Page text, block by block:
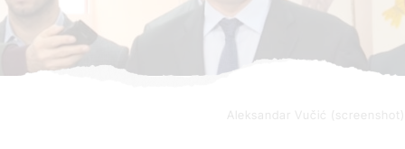
Aleksandar Vučić (screenshot)